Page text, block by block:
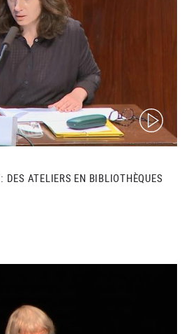
(video)
DES ATELIERS EN BIBLIOTHÈQUES